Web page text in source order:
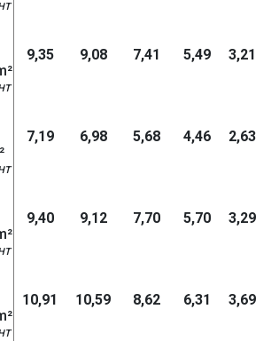
9,35 9,08 7,41 5,49 3,21
7,19 6,98 5,68 4,46 2,63
9,40 9,12 7,70 5,70 3,29
10,91 10,59 8,62 6,31 3,69